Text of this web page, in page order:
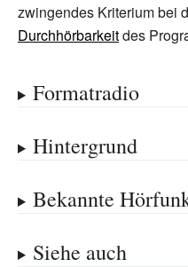
zwingendes Kriterium bei
Durchhörbarkeitdes
Formatradio
Hintergrund
Bekannte
Siehe auch